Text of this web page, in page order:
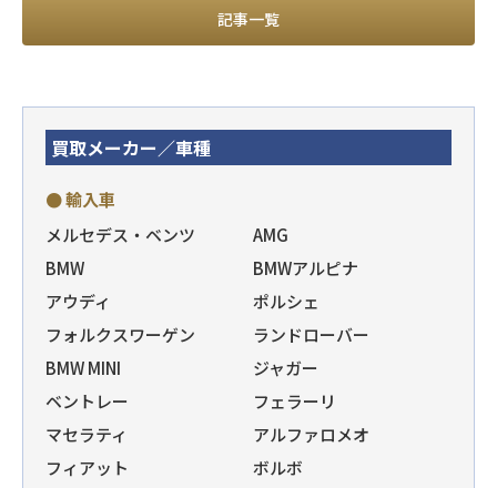
記事一覧
買取メーカー／車種
● 輸入車
メルセデス・ベンツ
AMG
BMW
BMWアルピナ
アウディ
ポルシェ
フォルクスワーゲン
ランドローバー
BMW MINI
ジャガー
ベントレー
フェラーリ
マセラティ
アルファロメオ
フィアット
ボルボ